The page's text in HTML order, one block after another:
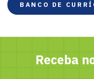
BANCO DE
Receba